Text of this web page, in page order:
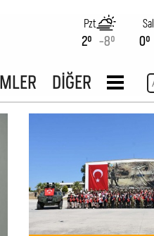
Pzt
2° -8°
Sal
0°
DİĞER